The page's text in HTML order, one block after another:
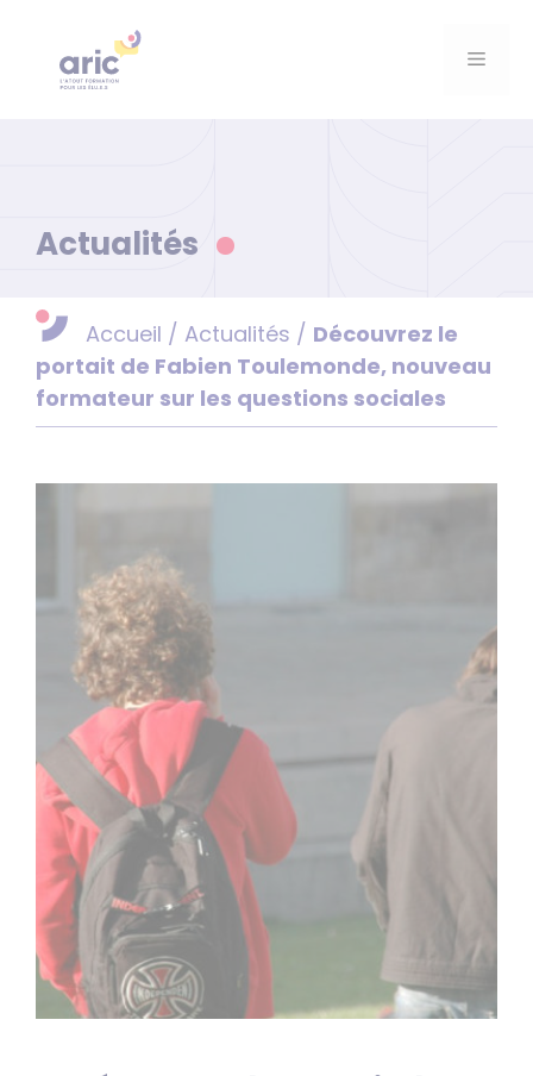
contenu
Menu
Actualités
Accueil / Actualités / Découvrez le
portait de Fabien Toulemonde, nouveau
formateur sur les questions sociales